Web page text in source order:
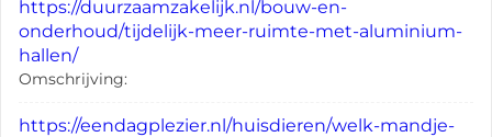
https://duurzaamzakelijk.nl/bouw-en-
onderhoud/tijdelijk-meer-ruimte-met-aluminium-
hallen/
Omschrijving:
https://eendagplezier.nl/huisdieren/welk-mandje-